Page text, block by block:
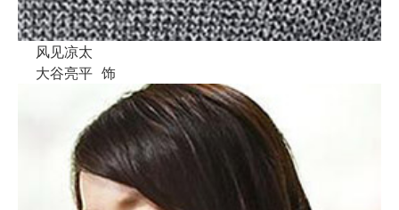
风见凉太
大谷亮平 饰